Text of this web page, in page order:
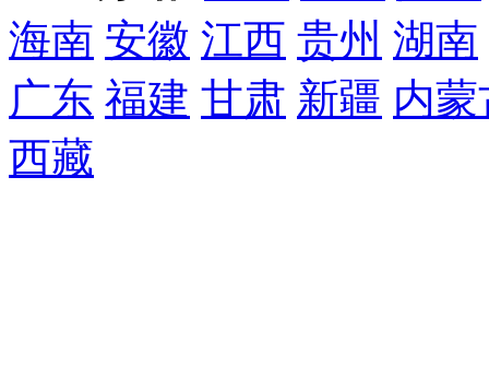
海南 安徽 江西 贵州 湖南
广东 福建 甘肃 新疆 内蒙
西藏